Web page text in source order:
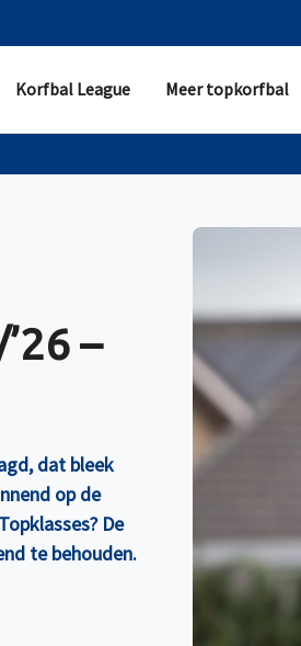
Korfbal League Meer topkorfbal
–
dat bleek
op de
De
te behouden.